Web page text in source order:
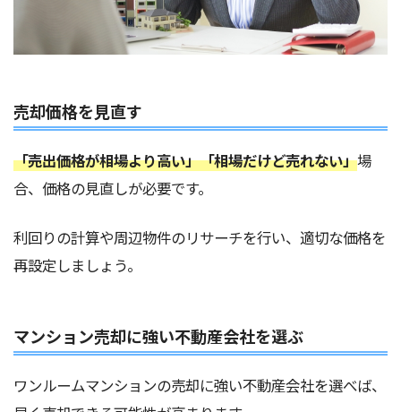
売却価格を見直す
「売出価格が相場より高い」「相場だけど売れない」場
合、価格の見直しが必要です。
利回りの計算や周辺物件のリサーチを行い、適切な価格を
再設定しましょう。
マンション売却に強い不動産会社を選ぶ
ワンルームマンションの売却に強い不動産会社を選べば、